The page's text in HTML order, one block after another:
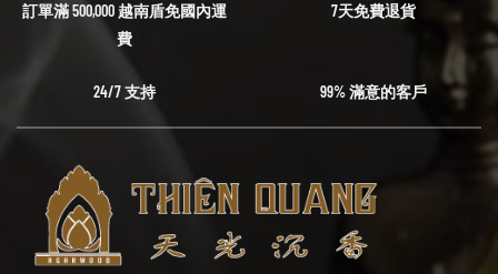
訂單滿 500,000 越南盾免國內運
費
7天免費退貨
24/7 支持 99% 滿意的客戶